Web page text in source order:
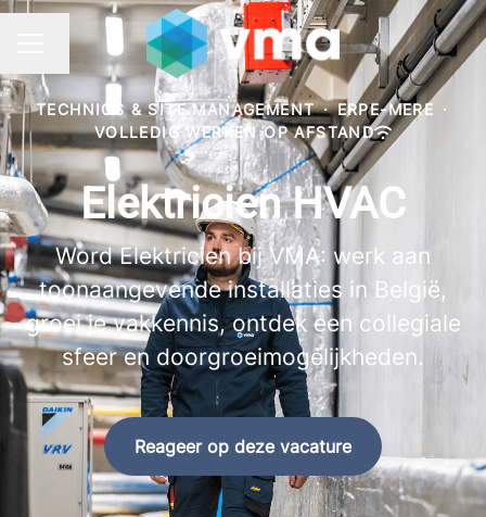
CARRIÈREMENU
Taal wijzigen
TECHNICS & SITE MANAGEMENT · ERPE-MERE ·
VOLLEDIG WERKEN OP AFSTAND
Elektricien HVAC
Word Elektricien bij VMA: werk aan
toonaangevende installaties in België,
groei je vakkennis, ontdek een collegiale
sfeer en doorgroeimogelijkheden.
Reageer op deze vacature